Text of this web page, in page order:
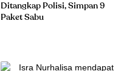
Ditangkap Polisi, Simpan 9
Paket Sabu